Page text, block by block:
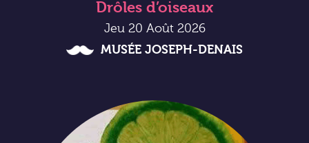
Drôles d’oiseaux
Jeu 20 Août 2026
MUSÉE JOSEPH-DENAIS